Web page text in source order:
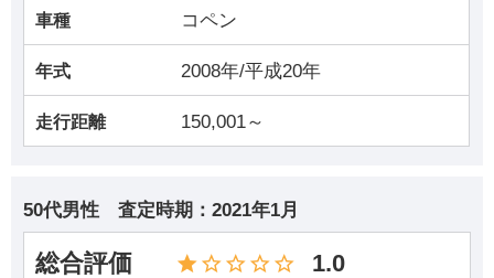
車種 コペン
年式 2008年/平成20年
走行距離 150,001～
50代男性 査定時期： 2021年1月
総合評価 1.0